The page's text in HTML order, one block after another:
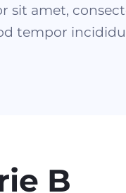
sit amet,
tempor
B